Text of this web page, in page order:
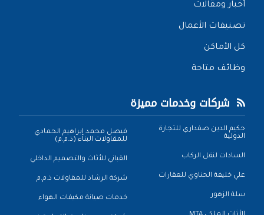
أخبار ومقالات
تصنيفات الأعمال
كل الأماكن
وظائف متاحة
شركات وخدمات مميزة
حكيم الدين صفداري للتجارة
الدولية
السادات لنقل الركاب
علي خليفة الحناوي للعقارات
سلة الزهور
فيصل محمد إبراهيم الحمادي
للمقاولات البناء (ذ.م.م)
القباني للأثاث والتصميم الداخلي
شركة الرشاد للمقاولات ذ.م.م
خدمات صيانة مكيفات الهواء